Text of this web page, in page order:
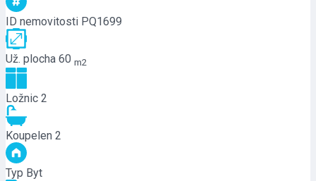
ID nemovitosti PQ1699
Už. plocha 60 m2
Ložnic 2
Koupelen 2
Typ Byt